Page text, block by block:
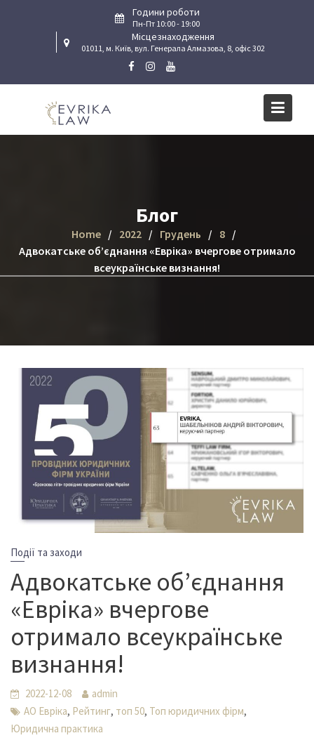
Години роботи
Пн-Пт 10:00 - 19:00
Місцезнаходження
01011, м. Київ, вул. Генерала Алмазова, 8, офіс 302
Блог
Home 2022 Грудень
8
Адвокатське об’єднання «Евріка» вчергове отримало
всеукраїнське визнання!
Події та заходи
Адвокатське об’єднання
«Евріка» вчергове
отримало всеукраїнське
визнання!
2022-12-08
admin
АО Евріка, Рейтинг, топ 50, Топ юридичних фірм,
Юридична практика